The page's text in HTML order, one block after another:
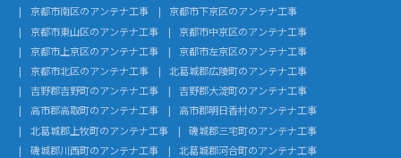
京都市南区のアンテナ工事
京都市下京区のアンテナ工事
京都市東山区のアンテナ工事
京都市中京区のアンテナ工事
京都市上京区のアンテナ工事
京都市左京区のアンテナ工事
京都市北区のアンテナ工事
北葛城郡広陵町のアンテナ工事
吉野郡吉野町のアンテナ工事
吉野郡大淀町のアンテナ工事
高市郡高取町のアンテナ工事
高市郡明日香村のアンテナ工事
北葛城郡上牧町のアンテナ工事
磯城郡三宅町のアンテナ工事
磯城郡川西町のアンテナ工事
北葛城郡河合町のアンテナ工事